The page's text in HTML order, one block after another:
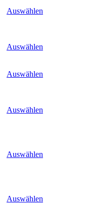
Auswählen
Auswählen
Auswählen
Auswählen
Auswählen
Auswählen